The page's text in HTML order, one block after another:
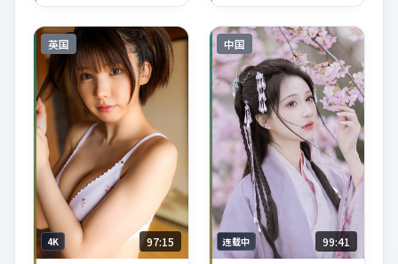
英国
4K 97:15
中国
连载中 99:41